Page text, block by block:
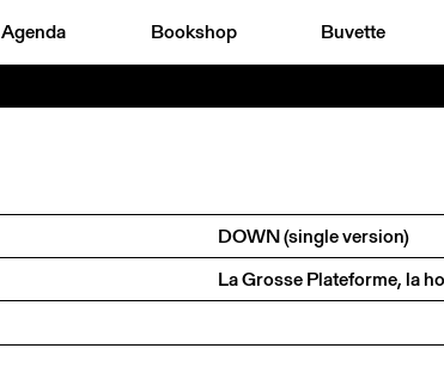
Agenda Bookshop Buvette
DOWN (single version)